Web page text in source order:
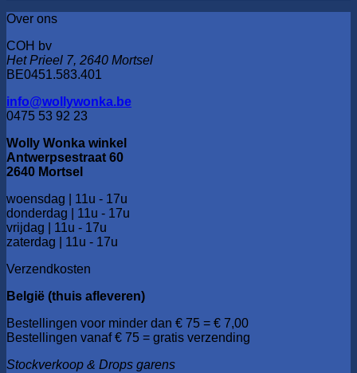
Over ons
COH bv
Het Prieel 7, 2640 Mortsel
BE0451.583.401
info@wollywonka.be
0475 53 92 23
Wolly Wonka winkel
Antwerpsestraat 60
2640 Mortsel
woensdag | 11u - 17u
donderdag | 11u - 17u
vrijdag | 11u - 17u
zaterdag | 11u - 17u
Verzendkosten
België (thuis afleveren)
Bestellingen voor minder dan € 75 = € 7,00
Bestellingen vanaf € 75 = gratis verzending
Stockverkoop & Drops garens